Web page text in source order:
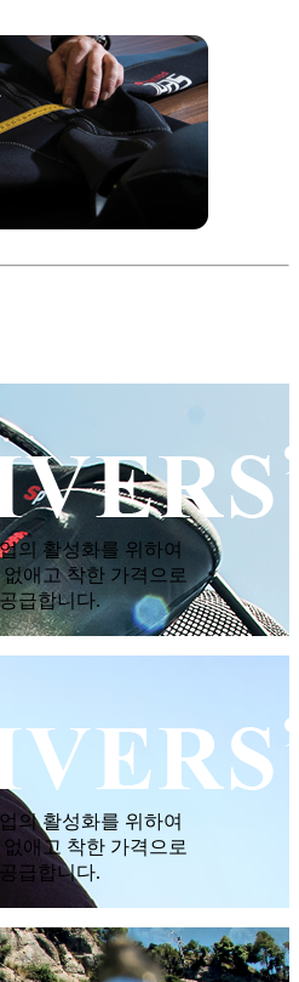
의 활성화를 위하여
없애고 착한 가격으로
급합니다.
의 활성화를 위하여
애고 착한 가격으로
급합니다.